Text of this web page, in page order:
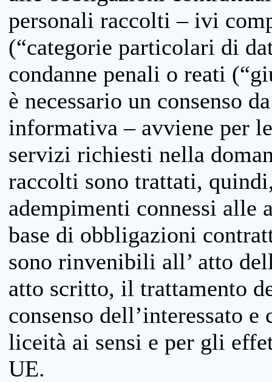
personali raccolti – ivi
(“categorie particolari di
condanne penali o reati
è necessario un consenso
informativa – avviene per
servizi richiesti nella
raccolti sono trattati,
adempimenti connessi
base di obbligazioni
sono rinvenibili all’ atto
atto scritto, il trattamento
consenso dell’interessato
liceità ai sensi e per gli
UE.